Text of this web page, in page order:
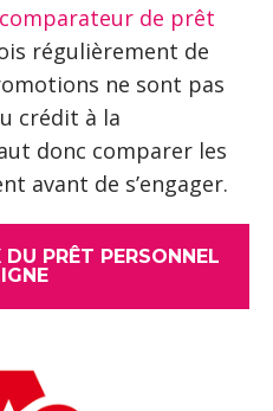
comparateur de prêt
régulièrement de
ne sont pas
crédit à la
donc comparer les
avant de s’engager.
PRÊT PERSONNEL